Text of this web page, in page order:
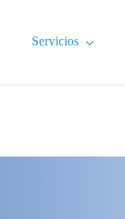
Servicios